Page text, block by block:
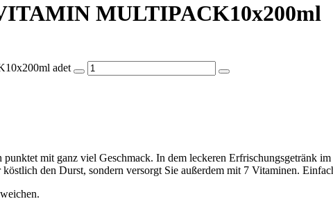
MULTIPACK10x200ml
adet
mit ganz viel Geschmack. In dem leckeren Erfrischungsgetränk
den Durst, sondern versorgt Sie außerdem mit 7 Vitaminen.